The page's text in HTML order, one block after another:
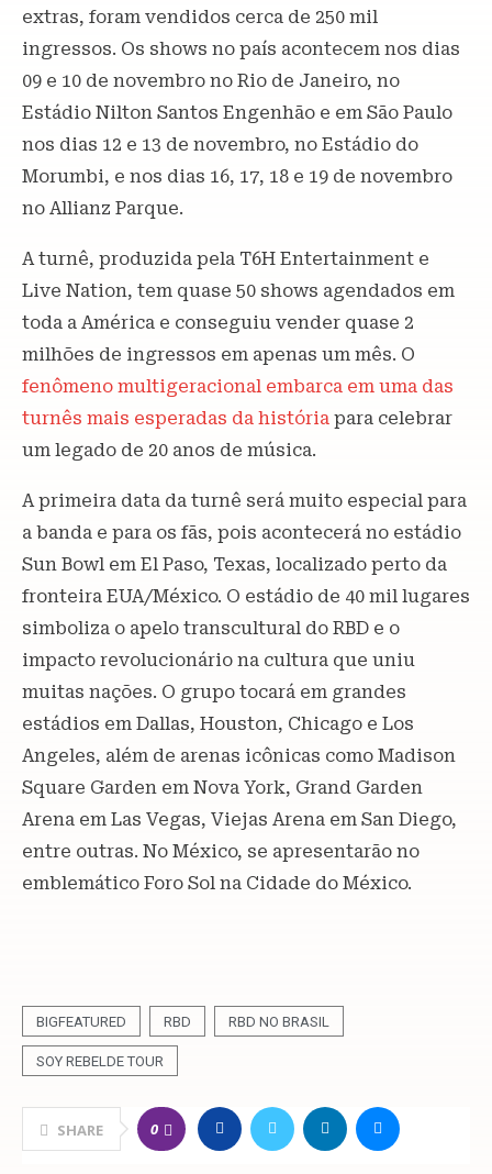
extras, foram vendidos cerca de 250 mil
ingressos. Os shows no país acontecem nos dias
09 e 10 de novembro no Rio de Janeiro, no
Estádio Nilton Santos Engenhão e em São Paulo
nos dias 12 e 13 de novembro, no Estádio do
Morumbi, e nos dias 16, 17, 18 e 19 de novembro
no Allianz Parque.
A turnê, produzida pela T6H Entertainment e
Live Nation, tem quase 50 shows agendados em
toda a América e conseguiu vender quase 2
milhões de ingressos em apenas um mês. O
fenômeno multigeracional embarca em uma das
turnês mais esperadas da história para celebrar
um legado de 20 anos de música.
A primeira data da turnê será muito especial para
a banda e para os fãs, pois acontecerá no estádio
Sun Bowl em El Paso, Texas, localizado perto da
fronteira EUA/México. O estádio de 40 mil lugares
simboliza o apelo transcultural do RBD e o
impacto revolucionário na cultura que uniu
muitas nações. O grupo tocará em grandes
estádios em Dallas, Houston, Chicago e Los
Angeles, além de arenas icônicas como Madison
Square Garden em Nova York, Grand Garden
Arena em Las Vegas, Viejas Arena em San Diego,
entre outras. No México, se apresentarão no
emblemático Foro Sol na Cidade do México.
BIGFEATURED RBD RBD NO BRASIL
SOY REBELDE TOUR
SHARE 0